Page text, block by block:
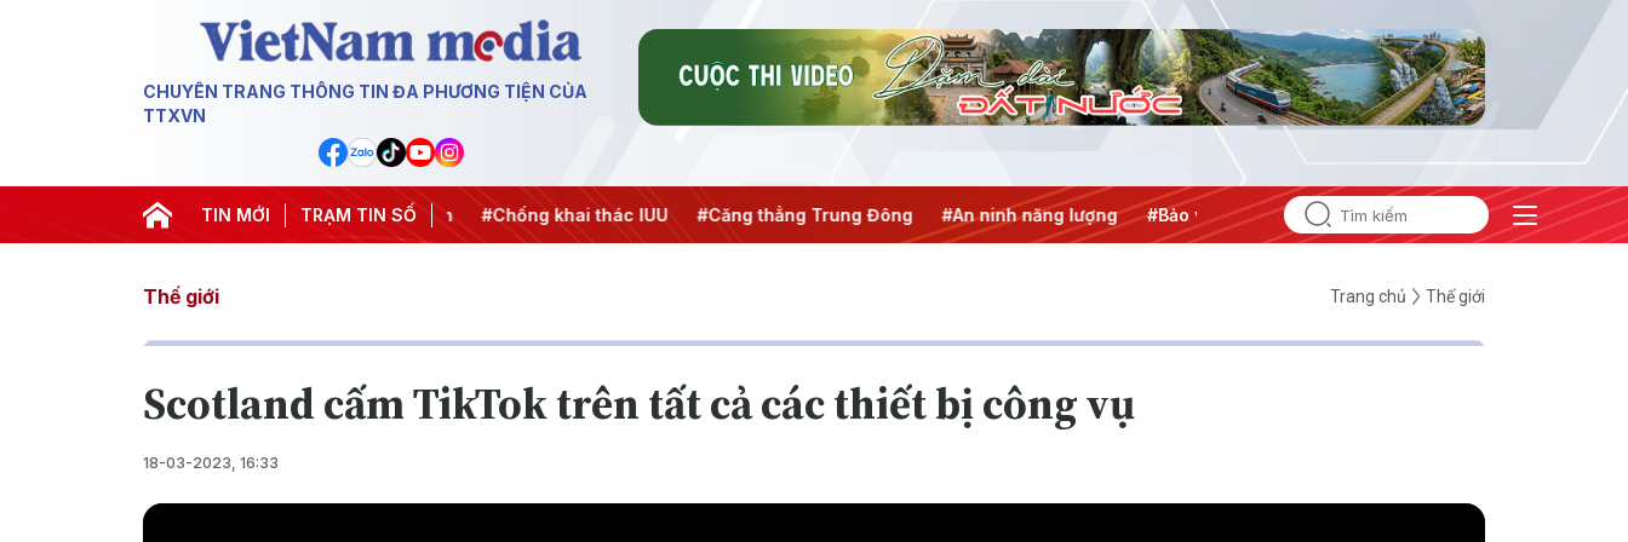
CHUYÊN TRANG THÔNG TIN ĐA PHƯƠNG TIỆN CỦA
TTXVN
TIN MỚI TRẠM TIN SỐ
thành hành động #Chiến dịch 500 ngày đêm #Chống khai thác IUU #Căng thẳng Trung Đông #An ninh năng lượng #Bảo vệ nền tảng tư tưởng của Đảng
Thế giới Trang chủ Thế giới
Scotland cấm TikTok trên tất cả các thiết bị công vụ
18-03-2023, 16:33